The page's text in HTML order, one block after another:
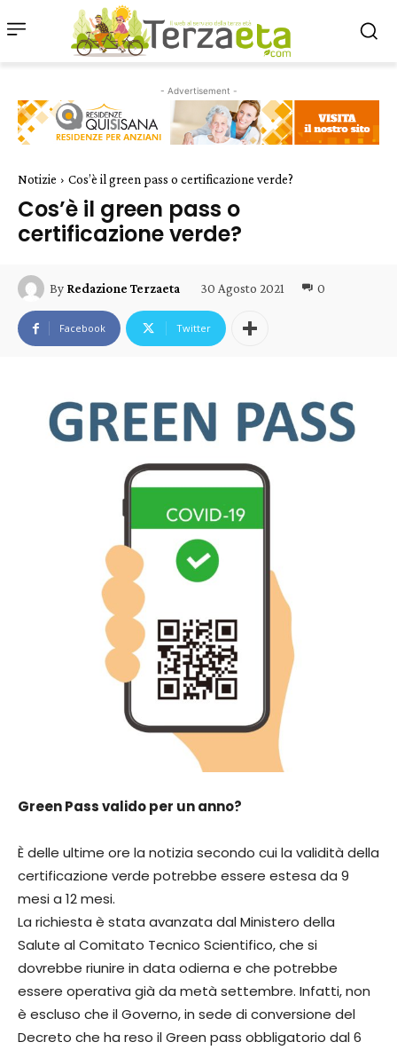
- Advertisement -
Notizie Cos’è il green pass o certificazione verde?
Cos’è il green pass o
certificazione verde?
By Redazione Terzaeta 30 Agosto 2021 0
Facebook Twitter
Green Pass valido per un anno?
È delle ultime ore la notizia secondo cui la validità della
certificazione verde potrebbe essere estesa da 9
mesi a 12 mesi.
La richiesta è stata avanzata dal Ministero della
Salute al Comitato Tecnico Scientifico, che si
dovrebbe riunire in data odierna e che potrebbe
essere operativa già da metà settembre. Infatti, non
è escluso che il Governo, in sede di conversione del
Decreto che ha reso il Green pass obbligatorio dal 6